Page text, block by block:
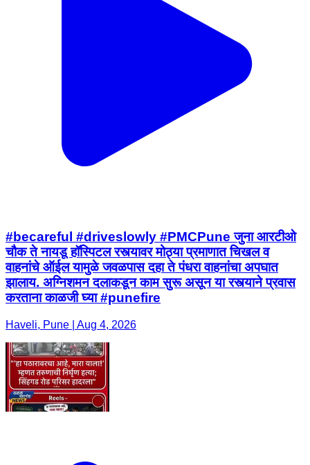
#becareful #driveslowly #PMCPune जुना आरटीओ
चौक ते नायडू हॉस्पिटल रस्त्यावर मोठ्या प्रमाणात चिखल व
वाहनांचे ऑईल यामुळे जवळपास दहा ते पंधरा वाहनांचा अपघात
झालाय. अग्निशमन दलाकडून काम सुरू असून या रस्त्याने प्रवास
करताना काळजी घ्या #punefire
Haveli, Pune | Aug 4, 2026